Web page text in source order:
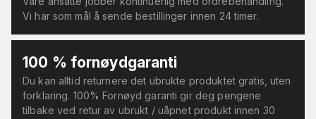
Vi har som mål å sende bestillinger innen 24 timer.
100 % fornøydgaranti
Du kan alltid returnere det ubrukte produktet gratis, uten
forklaring. 100% Fornøyd garanti gir deg pengene
tilbake ved retur av ubrukt / uåpnet produkt innen 30